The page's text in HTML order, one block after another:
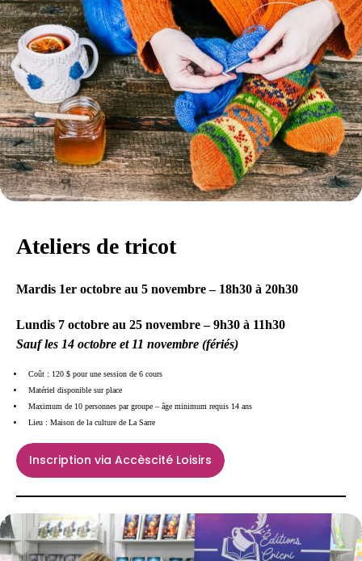
Ateliers de tricot
Mardis 1er octobre au 5 novembre – 18h30 à 20h30
Lundis 7 octobre au 25 novembre – 9h30 à 11h30
Sauf les 14 octobre et 11 novembre (fériés)
Coût : 120 $ pour une session de 6 cours
Matériel disponible sur place
Maximum de 10 personnes par groupe – âge minimum requis 14 ans
Lieu : Maison de la culture de La Sarre
Inscription via Accèscité Loisirs